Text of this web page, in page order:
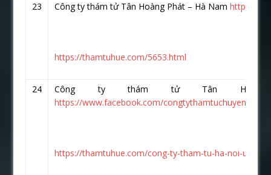
23 Công ty thám tử Tân Hoàng Phát – Hà Namhttps://
https://thamtuhue.com/5653.html
24
Công ty thám tử Tân
https://www.facebook.com/
https://thamtuhue.com/cong-ty-tham-tu-ha-noi-uy-tin-